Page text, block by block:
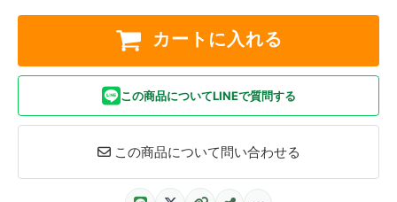
カートに入れる
この商品についてLINEで質問する
この商品について問い合わせる